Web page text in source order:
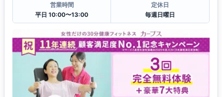
営業時間
平日 10:00〜13:00
定休日
毎週日曜日